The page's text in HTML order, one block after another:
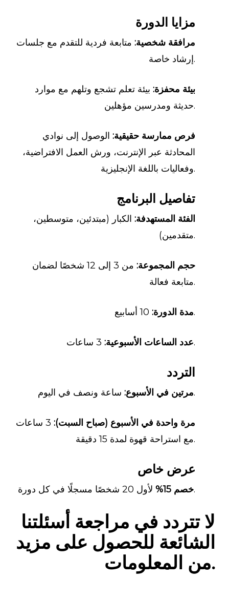
مزايا الدورة
مرافقة شخصية: متابعة فردية للتقدم مع جلسات
إرشاد خاصة.
بيئة محفزة: بيئة تعلم تشجع وتلهم مع موارد
حديثة ومدرسين مؤهلين.
فرص ممارسة حقيقية: الوصول إلى نوادي
المحادثة عبر الإنترنت، ورش العمل الافتراضية،
وفعاليات باللغة الإنجليزية.
تفاصيل البرنامج
الفئة المستهدفة: الكبار (مبتدئين، متوسطين،
متقدمين).
حجم المجموعة:
من 3 إلى 12 شخصًا لضمان
متابعة فعالة.
مدة الدورة:10 أسابيع.
عدد الساعات الأسبوعية:3 ساعات.
التردد
مرتين في الأسبوع:ساعة ونصف في اليوم.
مرة واحدة في الأسبوع (صباح السبت):
3 ساعات
مع استراحة قهوة لمدة 15 دقيقة.
عرض خاص
خصم 15%لأول 20 شخصًا مسجلًا في كل دورة.
لا تتردد في مراجعة أسئلتنا
الشائعة للحصول على مزيد
من المعلومات.